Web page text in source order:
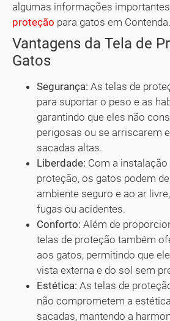
algumas informações
proteção para gatos em Contenda.
Vantagens da Tela de
Gatos
Segurança: As telas de
para suportar o peso e as
garantindo que eles não
perigosas ou se arriscarem
sacadas altas.
Liberdade: Com a
proteção, os gatos podem
ambiente seguro e ao ar
fugas ou acidentes.
Conforto: Além de
telas de proteção também
aos gatos, permitindo que
vista externa e do sol sem
Estética: As telas de
não comprometem a
sacadas, mantendo a